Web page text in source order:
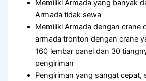
Memiliki Armada yang banyak
Armada tidak sewa
Memiliki Armada dengan crane
armada tronton dengan crane
160 lembar panel dan 30
pengiriman
Pengiriman yang sangat cepat,